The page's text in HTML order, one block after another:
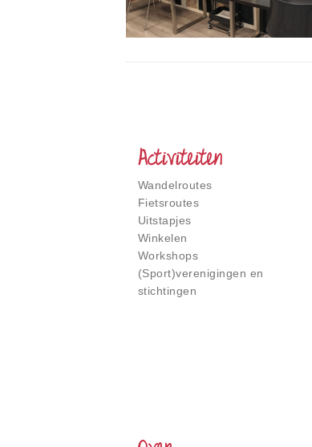
Activiteiten
Wandelroutes
Fietsroutes
Uitstapjes
Winkelen
Workshops
(Sport)verenigingen en
stichtingen